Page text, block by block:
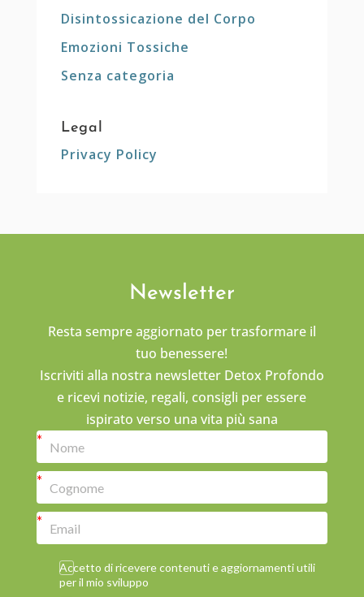
Disintossicazione del Corpo
Emozioni Tossiche
Senza categoria
Legal
Privacy Policy
Newsletter
Resta sempre aggiornato per trasformare il
tuo benessere!
Iscriviti alla nostra newsletter Detox Profondo
e ricevi notizie, regali, consigli per essere
ispirato verso una vita più sana
Accetto di ricevere contenuti e aggiornamenti utili
per il mio sviluppo